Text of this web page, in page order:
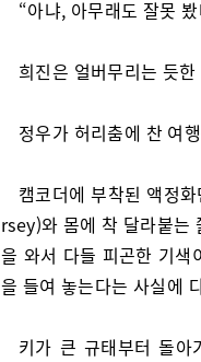
“아냐, 아무래도 잘못
희진은 얼버무리는 듯
정우가 허리춤에 찬 여
캠코더에 부착된 액정
rsey)와 몸에 착 달라붙는
을 와서 다들 피곤한 기색
을 들여 놓는다는 사실에
키가 큰 규태부터 돌아